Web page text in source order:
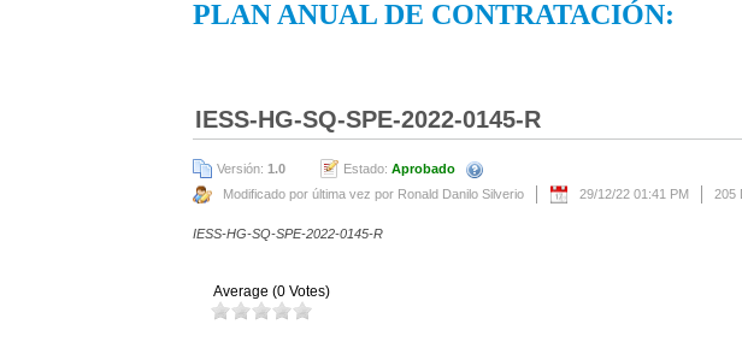
PLAN ANUAL DE CONTRATACIÓN:
IESS-HG-SQ-SPE-2022-0145-R
Versión: 1.0 Estado: Aprobado
Modificado por última vez por Ronald Danilo Silverio
29/12/22 01:41 PM 205
IESS-HG-SQ-SPE-2022-0145-R
Average (0 Votes)